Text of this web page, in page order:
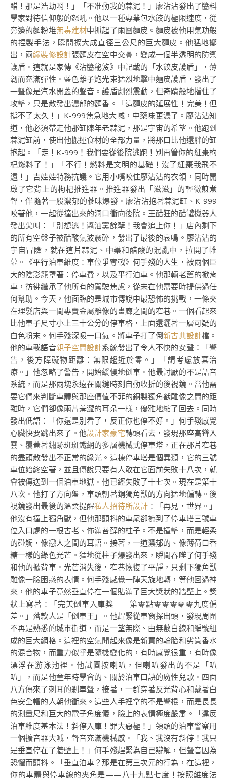
醋！那是浩劫啊！」「不准動我的蒜泥！」廖沾沾發出了醬料
學家對待信仰般的怒吼。他以一種專業包水餃的極限速度，從
旁邊的麵粉堆無毒建材中抓起了兩團麵皮。麵皮被他用氣功般
的捏製手法，瞬間擴大成直徑三公尺的巨大麵皮。他猛地擲
出，兩綠裝修設計張麵皮在空中交疊，變成一個半透明的防禦
護盾。這就是家傳《沾醬秘笈》中記載的「水餃皮護盾」，薄
韌而充滿彈性。藍色離子炮光束猛烈地擊中麵皮護盾，發出了
一聲像是汽水開蓋的聲音。護盾劇烈震動，但奇蹟般地擋住了
攻擊，只是散發出濃郁的麵香。「這麵皮的延展性！完美！但
撐不了太久！」K-999焦急地大喊，中藥味更濃了。廖沾沾知
道，他必須帶走他那缸陳年老蒜泥，那是宇宙的希望。他跑到
蒜泥缸前，使出他搬運食材的全部力量，將那口比他還胖的缸
抱起。「走！K-999！我們要從後院逃跑！別再管你的紅棗枸
杞燃料了！」「不行！燃料是文明的基礎！沒了紅棗我飛不
遠！」吉娃娃特務抗議。它用小嘴咬住廖沾沾的衣領，同時開
啟了它背上的枸杞推進器。推進器發出「滋滋」的輕微煎煮
聲，伴隨著一股濃郁的蔘味爆發。廖沾沾抱著蒜泥缸、K-999
咬著他，一起從撞出來的洞口衝向後院。王醋狂的醋罐機器人
發出尖叫：「別想逃！醬油黨餘孽！我會追上你！」店內剩下
的所有空盤子被醋酸氣波震碎，發出了最後的哀鳴。廖沾沾的
宇宙冒險，就在這片蒜泥、中藥和醋酸的混亂中，拉開了帷
幕。《平行泊車維度：車位爭奪戰》何手殘的人生，被兩個巨
大的陰影籠罩著：停車費，以及平行泊車。他那輛老舊的掀背
車，彷彿繼承了他所有的駕駛焦慮，從未在他需要時提供過任
何幫助。今天，他面臨的是城市傳說中最恐怖的挑戰，一條夾
在理髮店與一間專賣金屬雕像的畫廊之間的窄巷。一個看起來
比他車子尺寸小上三十公分的停車格，上面還灑著一層可疑的
白色粉末。何手殘深吸一口氣。將車子打了倒新古典設計檔。
他的車載語音親子空間設計系統發出了令人不快的女聲：「警
告，後方障礙物距離：無限趨近於零。」「請考慮放棄治
療。」他忽略了警告，開始緩慢地倒車。他最討厭的不是語音
系統，而是那兩塊永遠在關鍵時刻自動收折的後視鏡。當他需
要它們來判斷車體與那座價值不菲的銅製獨角獸雕像之間的距
離時，它們卻像兩片羞澀的耳朵一樣，優雅地縮了回去。同時
發出低語：「你還是別看了，反正你也停不好。」何手殘感覺
心臟快要跳出來了。他設計家豪宅轉頭看去，發現那座高聳入
雲、覆蓋著鏽跡斑斑鐵網的多層機械式停車塔，正在那片窄巷
的盡頭散發出不正常的綠光。這棟停車塔是個異類，它的三號
車位始終空著，並且傳說只要有人敢在它面前失敗十八次，就
會被傳送到一個泊車地獄。他已經失敗了十七次。現在是第十
八次。他打了方向盤，車頭朝著銅獨角獸的方向猛地偏轉。後
視鏡發出最後的溫柔提醒私人招待所設計 ：「再見，世界。」
他沒有撞上獨角獸，但他那顫抖的車尾卻擦到了停車塔三號車
位入口處的一根古老、佈滿苔蘚的柱子。不是撞擊，而是輕柔
的碰觸，像戀人之間的耳語。接著，一道濃郁的、像薄荷口香
糖一樣的綠色光芒。猛地從柱子爆發出來，瞬間吞噬了何手殘
和他的掀背車。光芒消失後，窄巷恢復了平靜，只剩下獨角獸
雕像一臉困惑的表情。何手殘感覺一陣天旋地轉，等他回過神
來，他的車子竟然垂直停在一個貼滿了巨大獎狀的牆壁上。獎
狀上寫著：「完美倒車入庫獎——第零點零零零零零九度偏
差。」落款人是「倒車王」。他趕緊從車窗探出頭，發現周圍
不再是熟悉的城市街道，而是一望無際、由無數白線和編號組
成的巨大網格。這裡的空氣聞起來像是新買的輪胎和劣質香水
的混合物，而重力似乎是隨機變化的，有時感覺很重，有時像
漂浮在游泳池裡。他試圖按喇叭，但喇叭發出的不是「叭
叭」，而是他童年時學會的、關於泊車口訣的魔性兒歌。四面
八方傳來了刺耳的剎車聲，接著，一群穿著反光背心和戴著白
色安全帽的人朝他衝來。這些人手裡拿的不是警棍，而是長長
的測量尺和巨大的電子角度儀，臉上的表情極度嚴肅。「違反
泊車維度基本法！斜停入庫！罪大惡極！」領頭的泊車警察用
一個擴音器大喊，聲音充滿機械感。「我、我沒有斜停！我只
是垂直停在了牆壁上！」何手殘趕緊為自己辯解，但聲音因為
恐懼而顫抖。「垂直泊車？那是在第三次元的行為，在這裡，
你的車體與停車線的夾角是——八十九點七度！按照維度法